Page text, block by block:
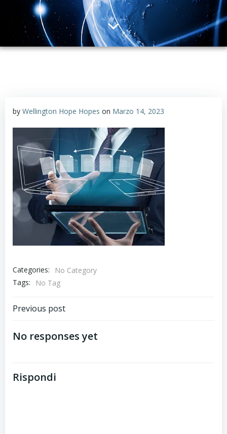
by Wellington Hope Hopes on Marzo 14, 2023
Categories:
No Category
Tags:
No Tag
Post
navigation
Previous post
No responses yet
Rispondi